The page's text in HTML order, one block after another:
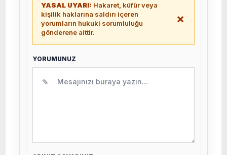
YASAL UYARI: Hakaret, küfür veya
kişilik haklarına saldırı içeren
yorumların hukuki sorumluluğu
gönderene aittir.
×
YORUMUNUZ
✎